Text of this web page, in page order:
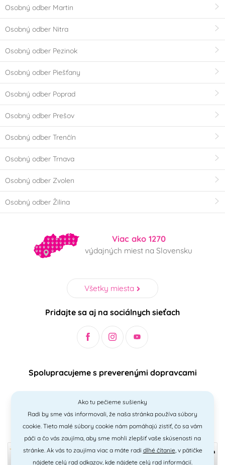
Osobný odber Martin
Osobný odber Nitra
Osobný odber Pezinok
Osobný odber Piešťany
Osobný odber Poprad
Osobný odber Prešov
Osobný odber Trenčín
Osobný odber Trnava
Osobný odber Zvolen
Osobný odber Žilina
Viac ako 1270
výdajných miest na Slovensku
Všetky miesta
Pridajte sa aj na sociálnych sieťach
Spolupracujeme s preverenými dopravcami
Bezpečný a jednoduchý spôsob platieb
Ako tu pečieme sušienky
Radi by sme vás informovali, že naša stránka používa súbory
cookie. Tieto malé súbory cookie nám pomáhajú zistiť, čo sa vám
páči a čo vás zaujíma, aby sme mohli zlepšiť vaše skúsenosti na
stránke. Ak vás to zaujíma viac a máte radi dlhé čítanie, v pätičke
nájdete celý rad odkazov, kde nájdete celý rad informácií.